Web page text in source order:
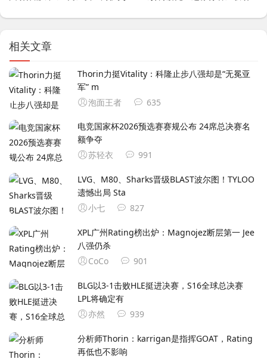
相关文章
Thorin力挺Vitality：科隆止步八强却是“无冕亚
军” m
泡面王者
635
电竞国家杯2026预选赛赛规公布 24席总决赛名
额争夺
苏轻衣
991
LVG、M80、Sharks晋级BLAST波尔图！TYLOO
遗憾出局 Sta
小七
827
XPL广州Rating榜出炉：Magnojez断层第一 Jee
八强仍杀
CoCo
901
BLG以3-1击败HLE挺进决赛，S16全球总决赛
LPL将确定有
亦然
939
分析师Thorin：karrigan是指挥GOAT，Rating
再低也不影响